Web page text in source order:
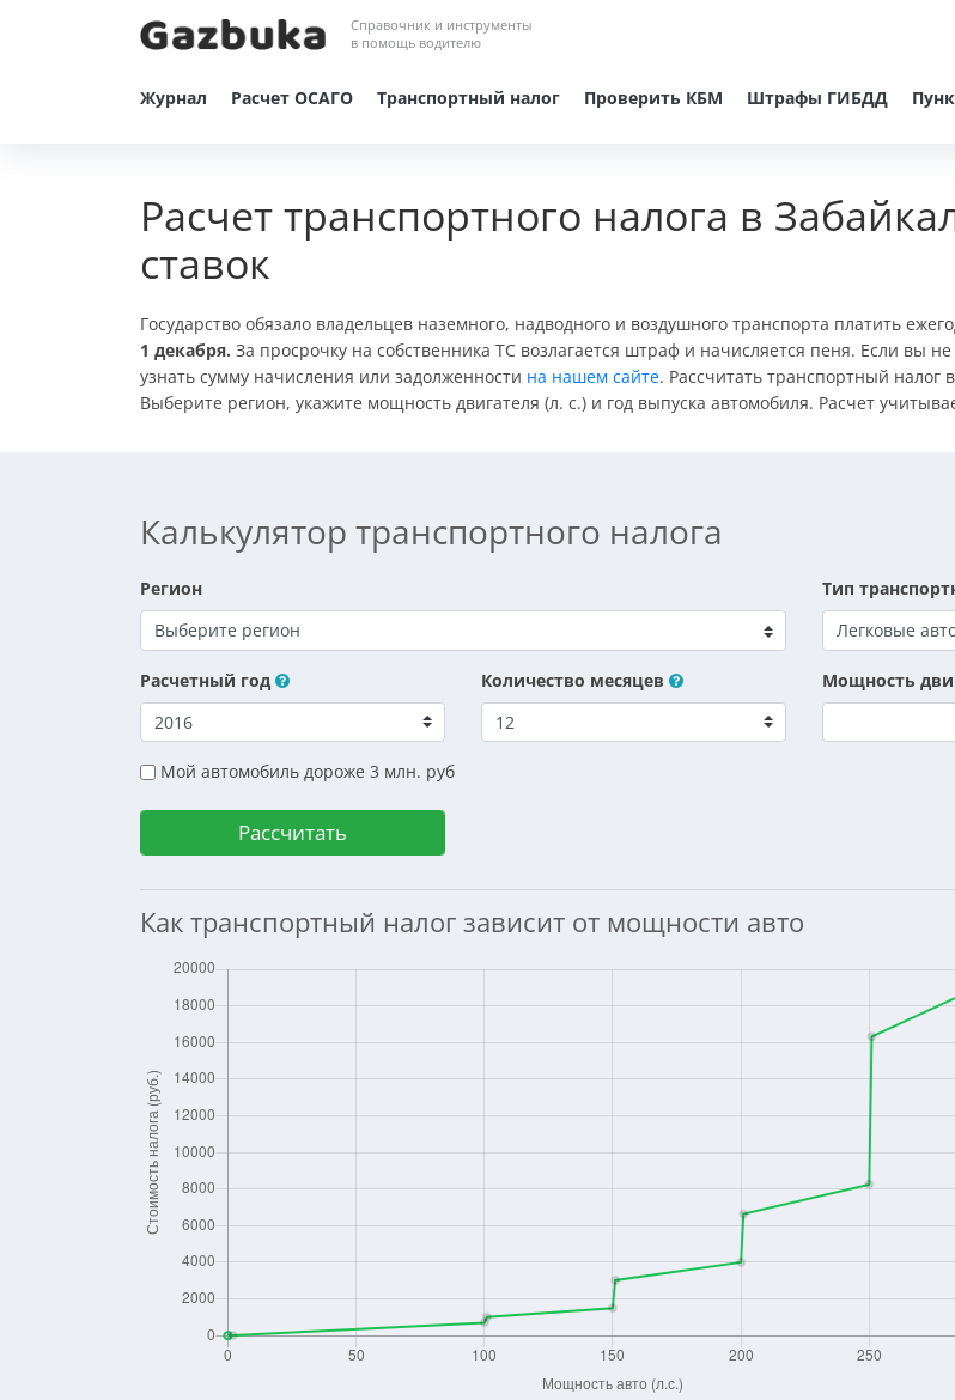
Справочник и инструменты
в помощь водителю
Журнал Расчет ОСАГО Транспортный налог Проверить КБМ Штрафы ГИБДД
Расчет транспортного налога в
ставок
Государство обязало владельцев наземного, надводного и воздушного транспорта платить
1 декабря. За просрочку на собственника ТС возлагается штраф и начисляется пеня. Если вы
узнать сумму начисления или задолженности на нашем сайте. Рассчитать транспортный налог
Выберите регион, укажите мощность двигателя (л. с.) и год выпуска автомобиля. Расчет
Калькулятор транспортного налога
Регион Тип
Расчетный год Количество месяцев Мощность
Мой автомобиль дороже 3 млн. руб
Как транспортный налог зависит от мощности авто